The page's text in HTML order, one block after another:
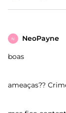
N NeoPayne
boas
ameaças??